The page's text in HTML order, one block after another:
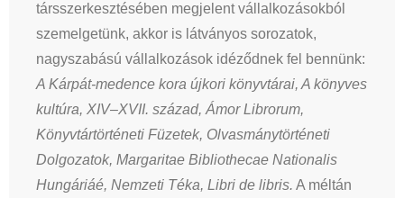
társszerkesztésében megjelent vállalkozásokból
szemelgetünk, akkor is látványos sorozatok,
nagyszabású vállalkozások idéződnek fel bennünk:
A Kárpát-medence kora újkori könyvtárai, A könyves
kultúra, XIV–XVII. század, Ámor Librorum,
Könyvtártörténeti Füzetek, Olvasmánytörténeti
Dolgozatok, Margaritae Bibliothecae Nationalis
Hungáriáé, Nemzeti Téka, Libri de libris. A méltán